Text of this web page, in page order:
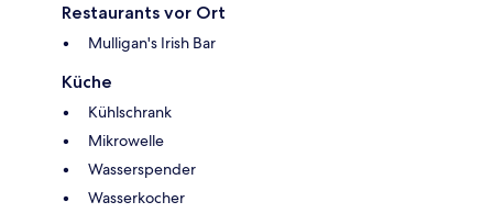
Restaurants vor Ort
Mulligan's Irish Bar
Küche
Kühlschrank
Mikrowelle
Wasserspender
Wasserkocher